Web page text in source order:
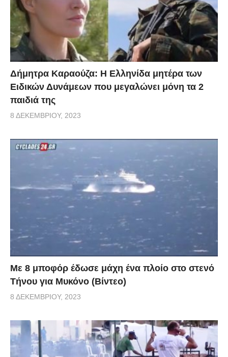
Δήμητρα Καραούζα: Η Ελληνίδα μητέρα των
Ειδικών Δυνάμεων που μεγαλώνει μόνη τα 2
παιδιά της
8 ΔΕΚΕΜΒΡΊΟΥ, 2023
Με 8 μποφόρ έδωσε μάχη ένα πλοίο στο στενό
Τήνου για Μυκόνο (Βίντεο)
8 ΔΕΚΕΜΒΡΊΟΥ, 2023